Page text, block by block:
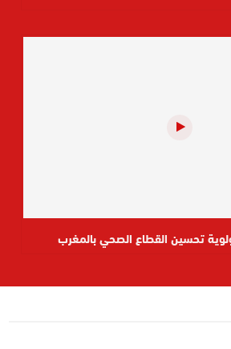
تحسين القطاع الصحي بالمغرب